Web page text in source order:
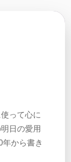
って心に
日の愛用
から書き